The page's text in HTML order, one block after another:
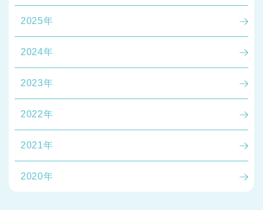
千葉県 千葉県 全域
兵庫県 全域
2025年
2024年
2023年
2022年
2021年
2020年